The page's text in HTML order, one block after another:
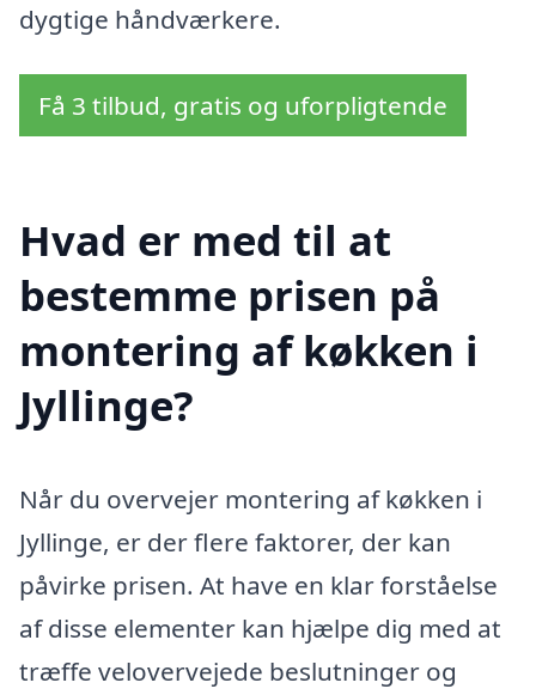
dygtige håndværkere.
Få 3 tilbud, gratis og uforpligtende
Hvad er med til at
bestemme prisen på
montering af køkken i
Jyllinge?
Når du overvejer montering af køkken i
Jyllinge, er der flere faktorer, der kan
påvirke prisen. At have en klar forståelse
af disse elementer kan hjælpe dig med at
træffe velovervejede beslutninger og